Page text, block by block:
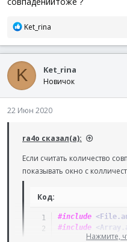
Р
а
к
ц
и
и
Ket_rina
K Ket_rina
Новичок
22 Июн 2020
ra4o сказал(а):
Если считать количество
показывать окно с
Код:
#include
#include
Нажмите,